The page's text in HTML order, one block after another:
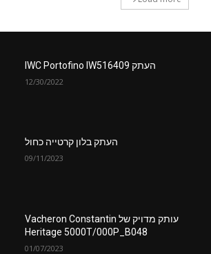
העתק IWC Portofino IW516409
12/30/2022
העתק בלון קרטייה כחול
09/11/2023
עותק מדויק של Vacheron Constantin
Heritage 5000T/000P_B048
01/07/2023